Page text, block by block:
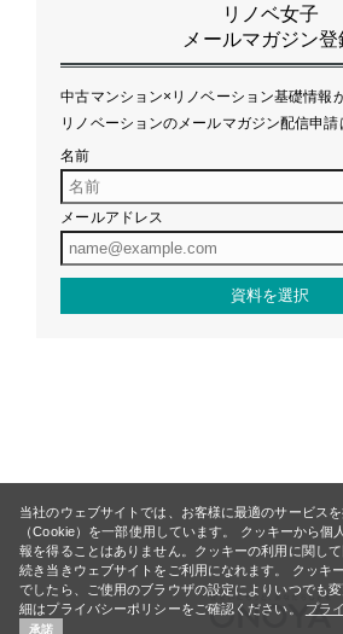
当社のウェブサイトでは、お客様に最適のサービス
（Cookie）を一部使用しています。 クッキーから個
報を得ることはありません。クッキーの利用に関し
続き当きウェブサイトをご利用になれます。 クッキ
でしたら、ご使用のブラウザの設定によりいつでも
細はプライバシーポリシーをご確認ください。 プラ
承諾
リノベ女子
メールマガジン登
中古マンション×リノベーション基礎情報
リノベーションのメールマガジン配信申請
名前
メールアドレス